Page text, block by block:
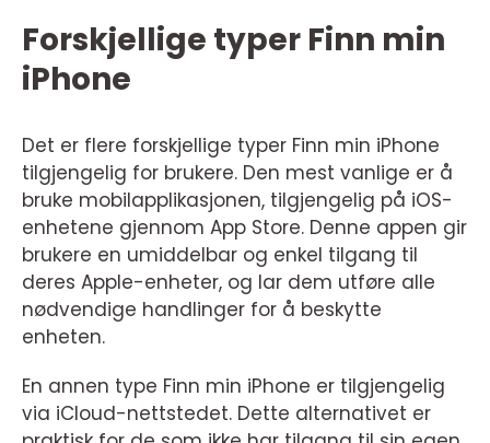
Forskjellige typer Finn min
iPhone
Det er flere forskjellige typer Finn min iPhone
tilgjengelig for brukere. Den mest vanlige er å
bruke mobilapplikasjonen, tilgjengelig på iOS-
enhetene gjennom App Store. Denne appen gir
brukere en umiddelbar og enkel tilgang til
deres Apple-enheter, og lar dem utføre alle
nødvendige handlinger for å beskytte
enheten.
En annen type Finn min iPhone er tilgjengelig
via iCloud-nettstedet. Dette alternativet er